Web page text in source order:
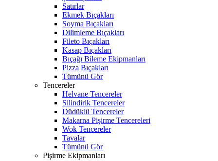
Satırlar
Ekmek Bıçakları
Soyma Bıçakları
Dilimleme Bıçakları
Fileto Bıçakları
Kasap Bıçakları
Bıçağı Bileme Ekipmanları
Pizza Bıçakları
Tümünü Gör
Tencereler
Helvane Tencereler
Silindirik Tencereler
Düdüklü Tencereler
Makarna Pişirme Tencereleri
Wok Tencereler
Tavalar
Tümünü Gör
Pişirme Ekipmanları